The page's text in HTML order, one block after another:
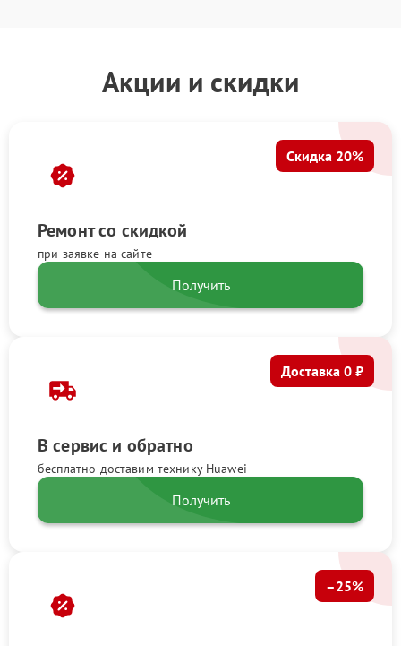
Акции и скидки
Ремонт со скидкой
при заявке на сайте
Скидка 20%
Получить
В сервис и обратно
бесплатно доставим технику Huawei
Доставка 0 ₽
Получить
–25%